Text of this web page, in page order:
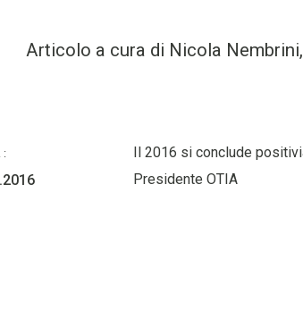
Articolo a cura di Nicola
Il 2016 si conclude
Presidente OTIA